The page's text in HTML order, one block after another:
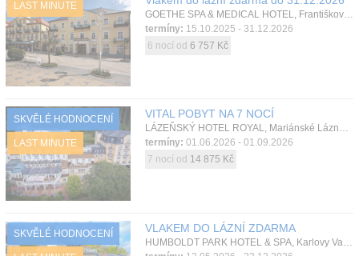
LAST MINUTE
GOETHE SPA & MEDICAL HOTEL, Františkovy Lázně, Západní Čechy, Česká republika
termíny: 15.10.2025 - 31.12.2026
6 nocí od 6 757 Kč
SKVĚLÉ HODNOCENÍ
LAST MINUTE
VITAL POBYT NA 7 NOCÍ
LÁZEŇSKÝ HOTEL ROYAL, Mariánské Lázně, Západní Čechy, Česká republika
termíny: 01.06.2026 - 01.09.2026
7 nocí od 14 875 Kč
SKVĚLÉ HODNOCENÍ VLAKEM DO LÁZNÍ ZDARMA